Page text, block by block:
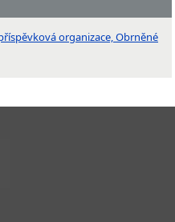
organizace, Obrněné